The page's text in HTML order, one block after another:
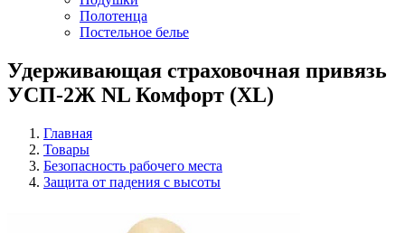
Полотенца
Постельное белье
Удерживающая страховочная привязь
УСП-2Ж NL Комфорт (XL)
Главная
Товары
Безопасность рабочего места
Защита от падения с высоты